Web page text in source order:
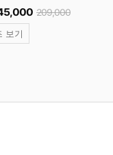
209,000
보기